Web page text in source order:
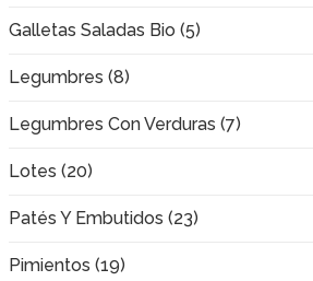
Galletas Saladas Bio (5)
Legumbres (8)
Legumbres Con Verduras (7)
Lotes (20)
Patés Y Embutidos (23)
Pimientos (19)